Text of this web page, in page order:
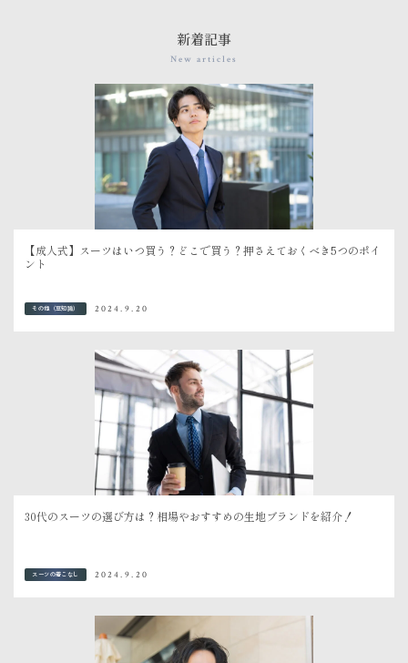
新着記事
New articles
【成人式】スーツはいつ買う？どこで買う？押さえておくべき5つのポイ
ント
その他（豆知識） 2024.9.20
30代のスーツの選び方は？相場やおすすめの生地ブランドを紹介！
スーツの着こなし 2024.9.20